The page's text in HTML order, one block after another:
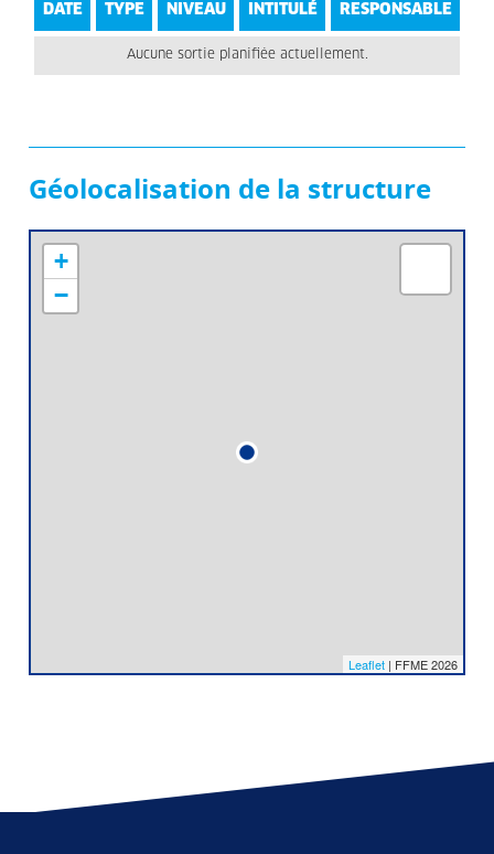
DATE TYPE NIVEAU INTITULÉ RESPONSABLE
Aucune sortie planifiée actuellement.
Géolocalisation de la structure
+
−
Leaflet | FFME 2026